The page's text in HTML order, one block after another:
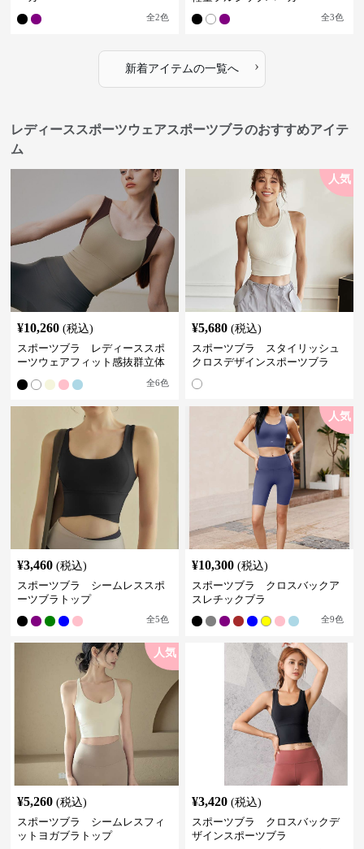
全2色 全3色
新着アイテムの一覧へ ›
レディーススポーツウェアスポーツブラのおすすめアイテ
ム
¥10,260 (税込)
スポーツブラ レディーススポ
ーツウェアフィット感抜群立体
全6色
人気
¥5,680 (税込)
スポーツブラ スタイリッシュ
クロスデザインスポーツブラ
¥3,460 (税込)
スポーツブラ シームレススポ
ーツブラトップ
全5色
人気
¥10,300 (税込)
スポーツブラ クロスバックア
スレチックブラ
全9色
人気
¥5,260 (税込)
スポーツブラ シームレスフィ
ットヨガブラトップ
¥3,420 (税込)
スポーツブラ クロスバックデ
ザインスポーツブラ